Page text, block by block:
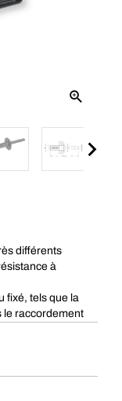
différents
à
fixé, tels que la
le raccordement